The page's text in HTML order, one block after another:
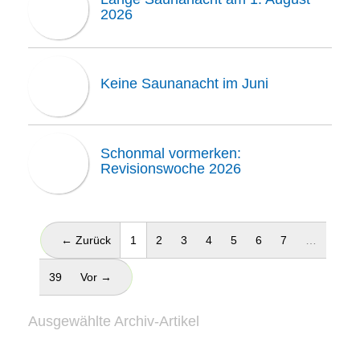
2026
Keine Saunanacht im Juni
Schonmal vormerken:
Revisionswoche 2026
← Zurück 1 (aktuell)
2 3 4 5 6 7
39 Vor →
Ausgewählte Archiv-Artikel